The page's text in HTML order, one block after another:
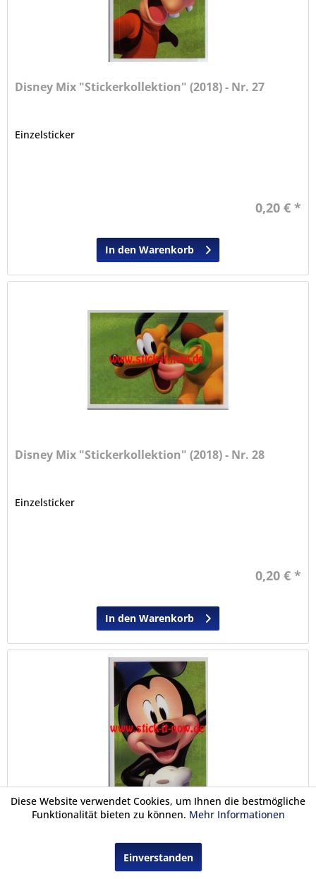
Disney Mix "Stickerkollektion" (2018) - Nr. 27
Einzelsticker
0,20 € *
In den Warenkorb
Disney Mix "Stickerkollektion" (2018) - Nr. 28
Einzelsticker
0,20 € *
In den Warenkorb
Disney Mix "Stickerkollektion" (2018) - Nr. 29
Diese Website verwendet Cookies, um Ihnen die bestmögliche
Funktionalität bieten zu können. Mehr Informationen
Einverstanden